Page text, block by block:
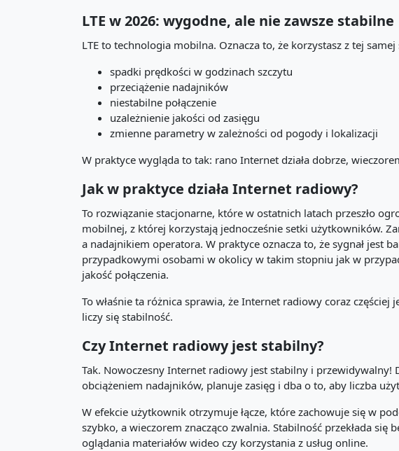
LTE w 2026: wygodne, ale nie zawsze stabilne
LTE to technologia mobilna. Oznacza to, że korzystasz z tej
spadki prędkości w godzinach szczytu
przeciążenie nadajników
niestabilne połączenie
uzależnienie jakości od zasięgu
zmienne parametry w zależności od pogody i lokalizacji
W praktyce wygląda to tak: rano Internet działa dobrze,
Jak w praktyce działa Internet radiowy?
To rozwiązanie stacjonarne, które w ostatnich latach przeszło
mobilnej, z której korzystają jednocześnie setki użytkowników.
a nadajnikiem operatora. W praktyce oznacza to, że sygnał jest
przypadkowymi osobami w okolicy w takim stopniu jak w
jakość połączenia.
To właśnie ta różnica sprawia, że Internet radiowy coraz
liczy się stabilność.
Czy Internet radiowy jest stabilny?
Tak. Nowoczesny Internet radiowy jest stabilny i
obciążeniem nadajników, planuje zasięg i dba o to, aby liczba
W efekcie użytkownik otrzymuje łącze, które zachowuje się w
szybko, a wieczorem znacząco zwalnia. Stabilność przekłada
oglądania materiałów wideo czy korzystania z usług online.